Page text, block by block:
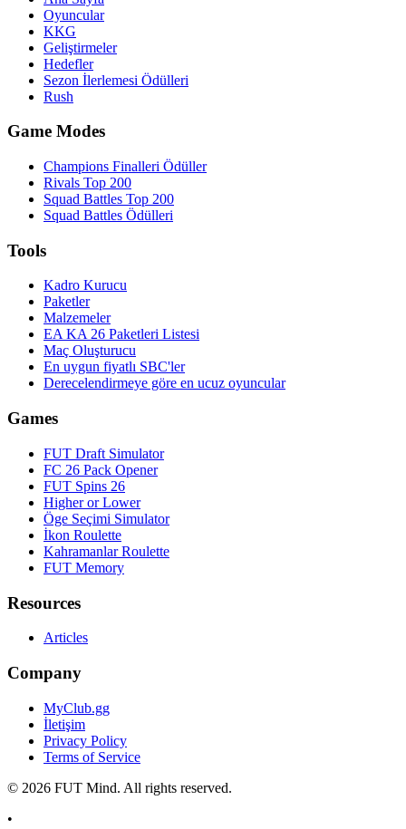
Oyuncular
KKG
Geliştirmeler
Hedefler
Sezon İlerlemesi Ödülleri
Rush
Game Modes
Champions Finalleri Ödüller
Rivals Top 200
Squad Battles Top 200
Squad Battles Ödülleri
Tools
Kadro Kurucu
Paketler
Malzemeler
EA KA 26 Paketleri Listesi
Maç Oluşturucu
En uygun fiyatlı SBC'ler
Derecelendirmeye göre en ucuz oyuncular
Games
FUT Draft Simulator
FC 26 Pack Opener
FUT Spins 26
Higher or Lower
Öge Seçimi Simulator
İkon Roulette
Kahramanlar Roulette
FUT Memory
Resources
Articles
Company
MyClub.gg
İletişim
Privacy Policy
Terms of Service
© 2026 FUT Mind. All rights reserved.
•